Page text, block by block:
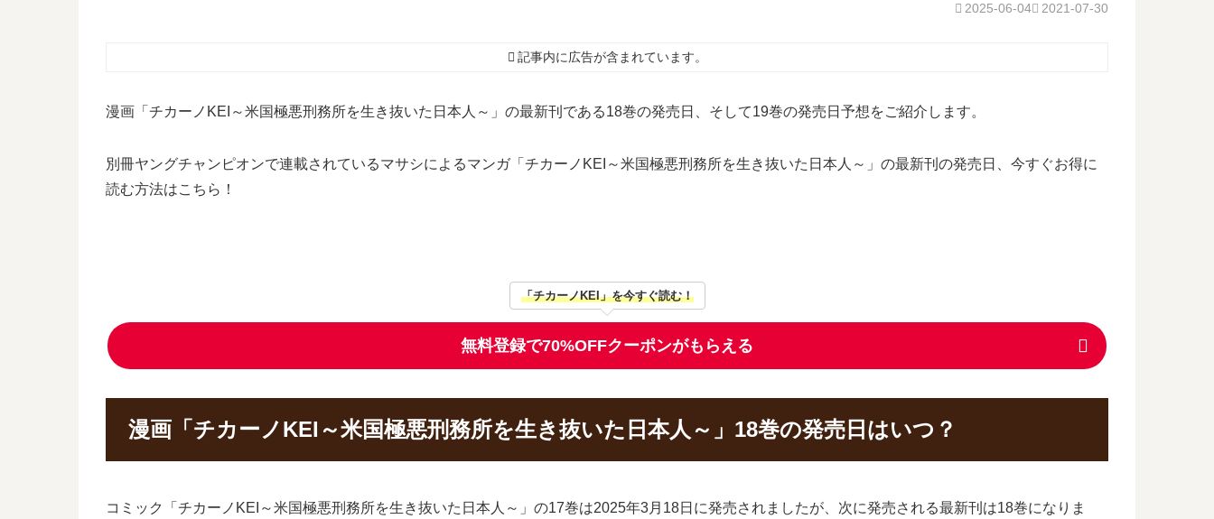
2021-07-30
2025-06-04
記事内に広告が含まれています。
漫画「チカーノKEI～米国極悪刑務所を生き抜いた日本人～」の最新刊である18巻の発売日、そして19巻の発売日予想をご紹介します。
別冊ヤングチャンピオンで連載されているマサシによるマンガ「チカーノKEI～米国極悪刑務所を生き抜いた日本人～」の最新刊の発売日、今すぐお得に
読む方法はこちら！
「チカーノKEI」を今すぐ読む！
無料登録で70%OFFクーポンがもらえる
漫画「チカーノKEI～米国極悪刑務所を生き抜いた日本人～」18巻の発売日はいつ？
コミック「チカーノKEI～米国極悪刑務所を生き抜いた日本人～」の17巻は2025年3月18日に発売されましたが、次に発売される最新刊は18巻になりま